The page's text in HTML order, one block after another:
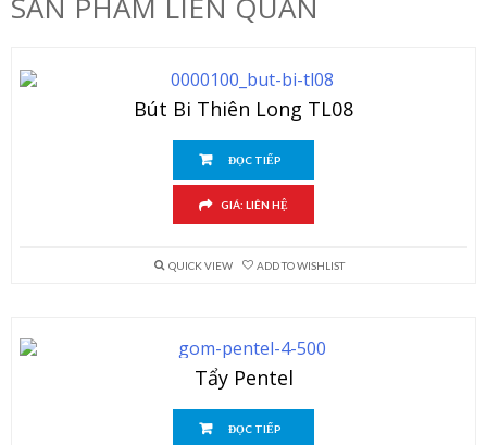
Bút Bi Thiên Long TL08
ĐỌC TIẾP
GIÁ: LIÊN HỆ
QUICK VIEW ADD TO WISHLIST
Tẩy Pentel
ĐỌC TIẾP